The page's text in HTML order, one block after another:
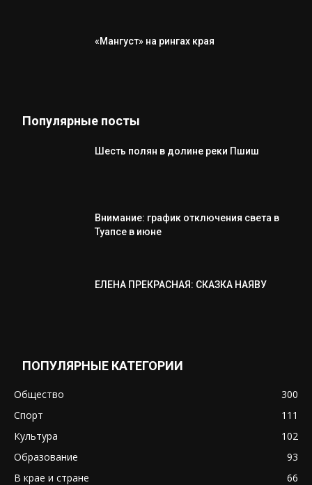
«Мангуст» на рингах края
Популярные посты
Шесть полян в долине реки Пшиш
Внимание: график отключения света в
Туапсе в июне
ЕЛЕНА ПРЕКРАСНАЯ: СКАЗКА НАЯВУ
ПОПУЛЯРНЫЕ КАТЕГОРИИ
Общество
300
Спорт
111
Культура
102
Образование
93
В крае и стране
66